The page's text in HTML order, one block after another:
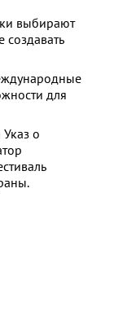
выбирают
для
о